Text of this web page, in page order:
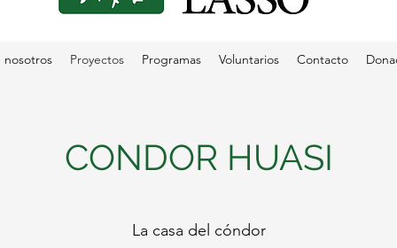
nosotros Proyectos Programas Voluntarios Contacto
CONDOR HUASI
La casa del cóndor